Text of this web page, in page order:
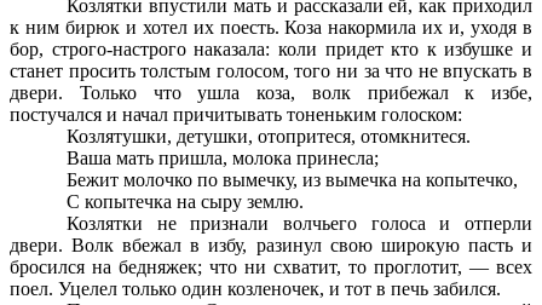
Козлятки впустили мать и рассказали ей, как приходил
к ним бирюк и хотел их поесть. Коза накормила их и, уходя в
бор, строго-настрого наказала: коли придет кто к избушке и
станет просить толстым голосом, того ни за что не впускать в
двери. Только что ушла коза, волк прибежал к избе,
постучался и начал причитывать тоненьким голоском:
Козлятушки, детушки, отопритеся, отомкнитеся.
Ваша мать пришла, молока принесла;
Бежит молочко по вымечку, из вымечка на копытечко,
С копытечка на сыру землю.
Козлятки не признали волчьего голоса и отперли
двери. Волк вбежал в избу, разинул свою широкую пасть и
бросился на бедняжек; что ни схватит, то проглотит, — всех
поел. Уцелел только один козленочек, и тот в печь забился.